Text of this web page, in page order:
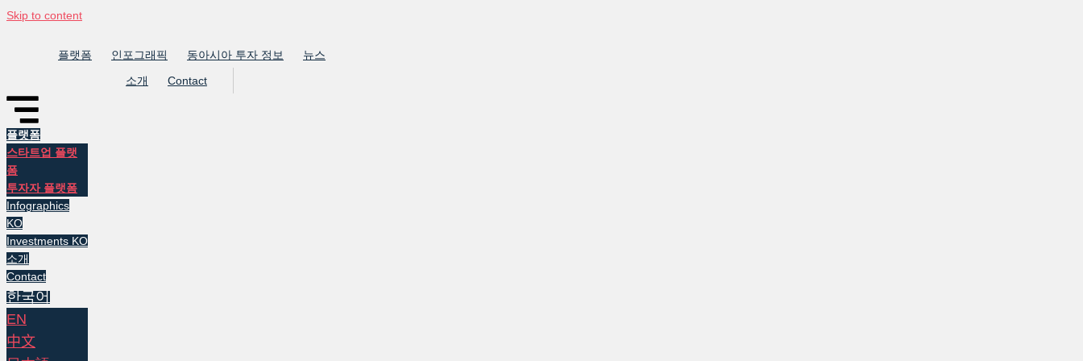
Skip to content
플랫폼 인포그래픽 동아시아 투자 정보
뉴스
소개
Contact
플랫폼
스타트업 플랫
폼
투자자 플랫폼
Infographics
KO
Investments KO
소개
Contact
한국어
EN
中文